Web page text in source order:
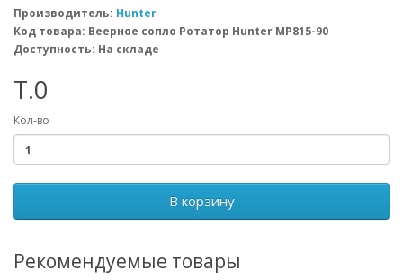
Производитель: Hunter
Код товара: Веерное сопло Ротатор Hunter MP815-90
Доступность: На складе
T.0
Кол-во
В корзину
Рекомендуемые товары